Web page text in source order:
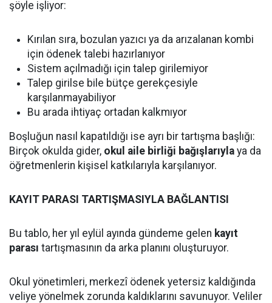
şöyle işliyor:
Kırılan sıra, bozulan yazıcı ya da arızalanan kombi
için ödenek talebi hazırlanıyor
Sistem açılmadığı için talep girilemiyor
Talep girilse bile bütçe gerekçesiyle
karşılanmayabiliyor
Bu arada ihtiyaç ortadan kalkmıyor
Boşluğun nasıl kapatıldığı ise ayrı bir tartışma başlığı:
Birçok okulda gider, okul aile birliği bağışlarıyla ya da
öğretmenlerin kişisel katkılarıyla karşılanıyor.
KAYIT PARASI TARTIŞMASIYLA BAĞLANTISI
Bu tablo, her yıl eylül ayında gündeme gelen kayıt
parası tartışmasının da arka planını oluşturuyor.
Okul yönetimleri, merkezî ödenek yetersiz kaldığında
veliye yönelmek zorunda kaldıklarını savunuyor. Veliler